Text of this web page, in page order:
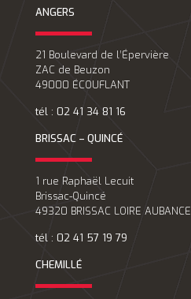
ANGERS
21 Boulevard de l’Épervière
ZAC de Beuzon
49000 ÉCOUFLANT
tél : 02 41 34 81 16
BRISSAC – QUINCÉ
1 rue Raphaël Lecuit
Brissac-Quincé
49320 BRISSAC LOIRE AUBANCE
tél : 02 41 57 19 79
CHEMILLÉ